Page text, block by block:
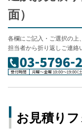
面）
各欄にご記入・ご選択の上
担当者から折り返しご連絡
お見積り